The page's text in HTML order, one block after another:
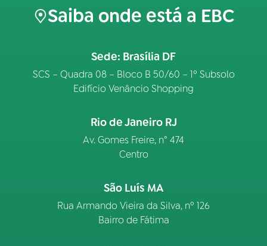
Saiba onde está a EBC
Sede: Brasília DF
SCS – Quadra 08 – Bloco B 50/60 – 1º Subsolo
Edifício Venâncio Shopping
Rio de Janeiro RJ
Av. Gomes Freire, n° 474
Centro
São Luís MA
Rua Armando Vieira da Silva, nº 126
Bairro de Fátima